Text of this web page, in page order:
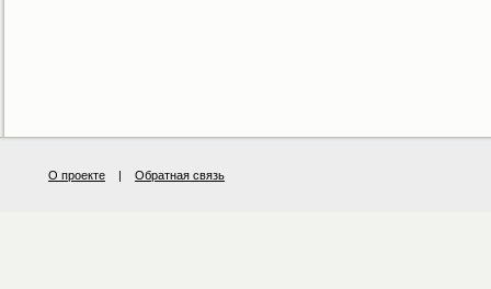
О проекте | Обратная связь